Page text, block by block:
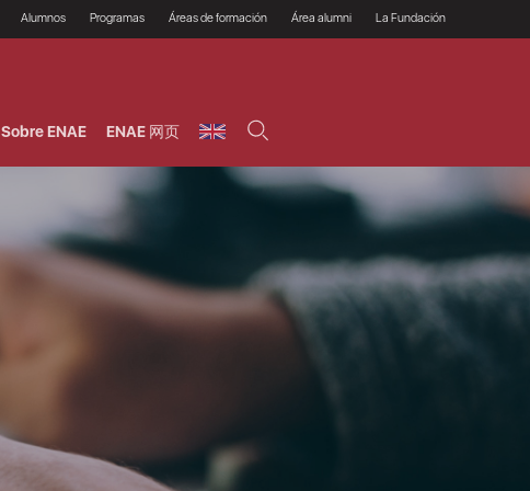
Alumnos
Prácticas en empresas
Financiación estudios
Imagin LaCaixa
estudios Caja Rural
Programas
Programas Ejecutivos
Áreas de formación
Riesgos
Dirección / Gestión /
Administración de
empresas
Área alumni La Fundación
Sobre ENAE ENAE 网页